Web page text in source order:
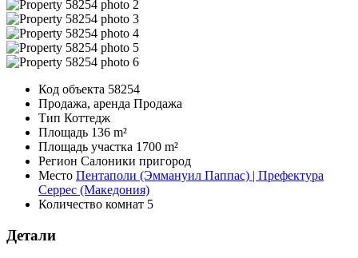
Код объекта 58254
Продажа, аренда Продажа
Тип Коттедж
Площадь 136 m²
Площадь участка 1700 m²
Регион Салоники пригород
Место Пентаполи (Эммануил Паппас) | Префектура
Серрес (Македония)
Количество комнат 5
Детали